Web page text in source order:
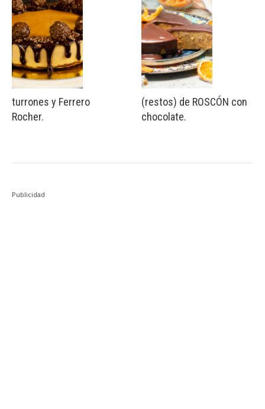
turrones y Ferrero
Rocher.
(restos) de ROSCÓN con
chocolate.
Publicidad